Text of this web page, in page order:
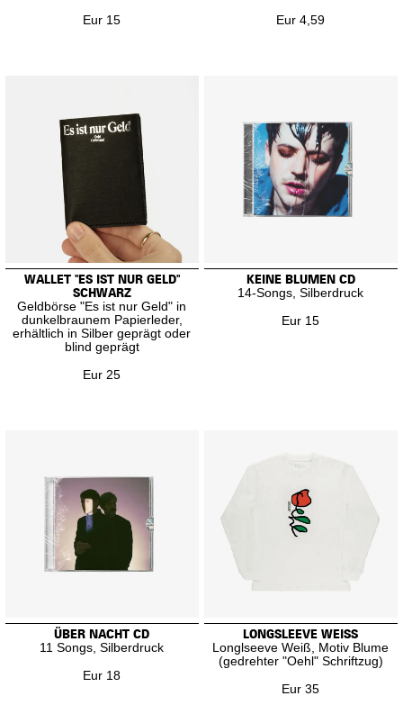
Eur 15
Eur 4,59
WALLET "ES IST NUR GELD"
SCHWARZ
Geldbörse "Es ist nur Geld" in
dunkelbraunem Papierleder,
erhältlich in Silber geprägt oder
blind geprägt
Eur 25
KEINE BLUMEN CD
14-Songs, Silberdruck
Eur 15
ÜBER NACHT CD
11 Songs, Silberdruck
Eur 18
LONGSLEEVE WEISS
Longlseeve Weiß, Motiv Blume
(gedrehter "Oehl" Schriftzug)
Eur 35